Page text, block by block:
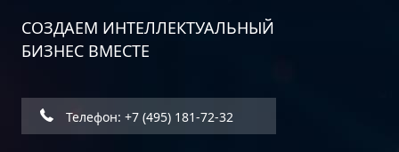
Дорожная карта информационной
руководство
СОЗДАЕМ ИНТЕЛЛЕКТУАЛЬНЫЙ
БИЗНЕС ВМЕСТЕ
Телефон: +7 (495) 181-72-32